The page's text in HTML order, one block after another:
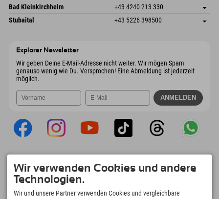
Österreich
Buchen
Gscheat 14
6441 Umhausen
Österreich
Adresse speichern
Anreiseinfos
Buchen
Bad Kleinkirchheim +43 4240 213 330
Dorfstraße 24
Adresse speichern
Stubaital +43 5226 398500
Explorer Newsletter
Wir geben Deine E-Mail-Adresse nicht weiter. Wir mögen Spam
genauso wenig wie Du. Versprochen! Eine Abmeldung ist jederzeit
möglich.
Upload Deiner #ExplorerMoments, Mein
Explorer To Go mit Buchungsübersicht,
Bucketlist, Restaurantübersicht uvm. Jetzt
downloaden!
Wir verwenden Cookies und andere
Technologien.
Wir und unsere Partner verwenden Cookies und vergleichbare